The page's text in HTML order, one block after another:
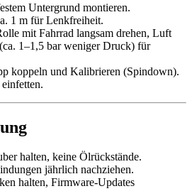
Untergrund montieren.
1 m für Lenkfreiheit.
mit Fahrrad langsam drehen, Luft
1–1,5 bar weniger Druck) für
koppeln und Kalibrieren (Spindown).
halten, keine Ölrückstände.
jährlich nachziehen.
halten, Firmware-Updates